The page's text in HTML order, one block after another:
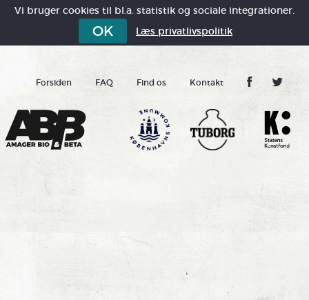
Vi bruger cookies til bl.a. statistik og sociale integrationer.
OK Læs privatlivspolitik
Forsiden FAQ Find os Kontakt